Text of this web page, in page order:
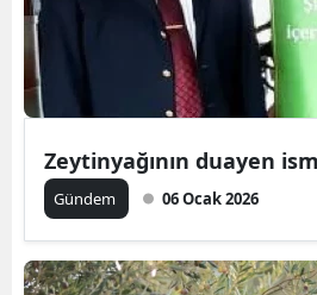
Zeytinyağının duayen
Gündem 06 Ocak 2026